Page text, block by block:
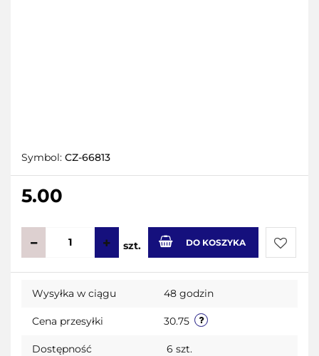
Symbol: CZ-66813
5.00
szt. DO KOSZYKA
Do
Wysyłka w ciągu 48 godzin
Cena przesyłki 30.75
Dostępność 6 szt.